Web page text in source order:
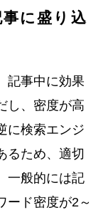
に盛り込
記事中に効果
し、密度が高
に検索エンジ
るため、適切
一般的には記
ード密度が2～